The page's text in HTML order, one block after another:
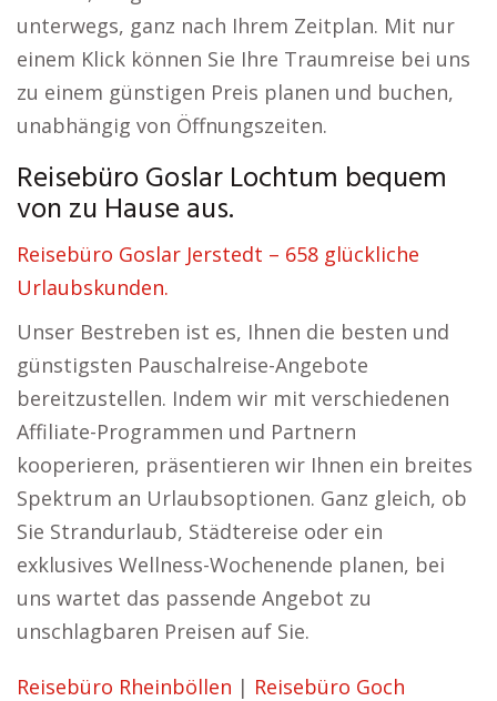
unterwegs, ganz nach Ihrem Zeitplan. Mit nur
einem Klick können Sie Ihre Traumreise bei uns
zu einem günstigen Preis planen und buchen,
unabhängig von Öffnungszeiten.
Reisebüro Goslar Lochtum bequem
von zu Hause aus.
Reisebüro Goslar Jerstedt – 658 glückliche
Urlaubskunden.
Unser Bestreben ist es, Ihnen die besten und
günstigsten Pauschalreise-Angebote
bereitzustellen. Indem wir mit verschiedenen
Affiliate-Programmen und Partnern
kooperieren, präsentieren wir Ihnen ein breites
Spektrum an Urlaubsoptionen. Ganz gleich, ob
Sie Strandurlaub, Städtereise oder ein
exklusives Wellness-Wochenende planen, bei
uns wartet das passende Angebot zu
unschlagbaren Preisen auf Sie.
Reisebüro Rheinböllen | Reisebüro Goch